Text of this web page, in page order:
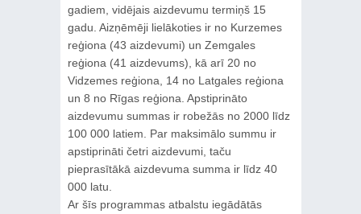
gadiem, vidējais aizdevumu termiņš 15
gadu. Aizņēmēji lielākoties ir no Kurzemes
reģiona (43 aizdevumi) un Zemgales
reģiona (41 aizdevums), kā arī 20 no
Vidzemes reģiona, 14 no Latgales reģiona
un 8 no Rīgas reģiona. Apstiprināto
aizdevumu summas ir robežās no 2000 līdz
100 000 latiem. Par maksimālo summu ir
apstiprināti četri aizdevumi, taču
pieprasītākā aizdevuma summa ir līdz 40
000 latu.
Ar šīs programmas atbalstu iegādātās